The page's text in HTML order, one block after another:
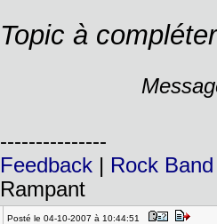
Topic à
---------------
Feedback| Rock Band
Rampant
Posté le 04-10-2007 à 10:44:51